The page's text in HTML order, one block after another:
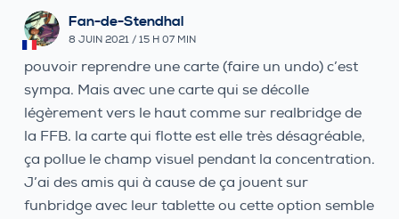
Fan-de-Stendhal
8 JUIN 2021 / 15 H 07 MIN
pouvoir reprendre une carte (faire un undo) c’est
sympa. Mais avec une carte qui se décolle
légèrement vers le haut comme sur realbridge de
la FFB. la carte qui flotte est elle très désagréable,
ça pollue le champ visuel pendant la concentration.
J’ai des amis qui à cause de ça jouent sur
funbridge avec leur tablette ou cette option semble